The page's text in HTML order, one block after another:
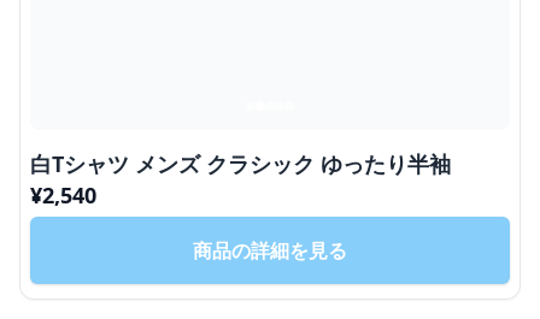
白Tシャツ メンズ クラシック ゆったり半袖
¥2,540
商品の詳細を見る